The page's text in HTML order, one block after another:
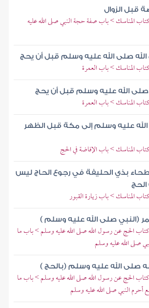
قبل الزوال
المناسك > باب صفة حجة النبي صلى الله عليه
الله صلى الله عليه وسلم قبل أن يحج
المناسك > باب العمرة
صلى الله عليه وسلم قبل أن يحج
المناسك > باب العمرة
عليه وسلم إلى مكة قبل الظهر
المناسك > باب الإفاضة في الحج
بذي الحليفة في رجوع الحاج ليس
المناسك > باب زيارة القبور
(النبي صلى الله عليه وسلم )
الحج عن رسول الله صلى الله عليه وسلم > باب ما
صلى الله عليه وسلم
صلى الله عليه وسلم (بالحج )
الحج عن رسول الله صلى الله عليه وسلم > باب ما
النبي صلى الله عليه وسلم